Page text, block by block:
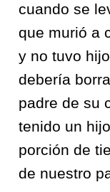
cuando se
que murió a
y no tuvo
debería
padre de su
tenido un
porción de
de nuestro